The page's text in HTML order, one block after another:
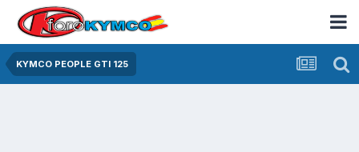
KYMCO PEOPLE GTI 125